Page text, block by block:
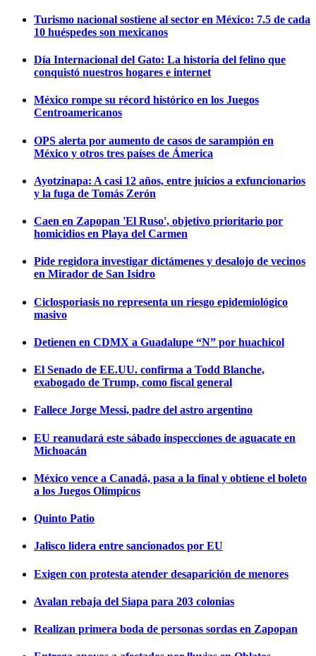
Turismo nacional sostiene al sector en México: 7.5 de cada
10 huéspedes son mexicanos
Día Internacional del Gato: La historia del felino que
conquistó nuestros hogares e internet
México rompe su récord histórico en los Juegos
Centroamericanos
OPS alerta por aumento de casos de sarampión en
México y otros tres países de Ámerica
Ayotzinapa: A casi 12 años, entre juicios a exfuncionarios
y la fuga de Tomás Zerón
Caen en Zapopan 'El Ruso', objetivo prioritario por
homicidios en Playa del Carmen
Pide regidora investigar dictámenes y desalojo de vecinos
en Mirador de San Isidro
Ciclosporiasis no representa un riesgo epidemiológico
masivo
Detienen en CDMX a Guadalupe “N” por huachicol
El Senado de EE.UU. confirma a Todd Blanche,
exabogado de Trump, como fiscal general
Fallece Jorge Messi, padre del astro argentino
EU reanudará este sábado inspecciones de aguacate en
Michoacán
México vence a Canadá, pasa a la final y obtiene el boleto
a los Juegos Olímpicos
Quinto Patio
Jalisco lidera entre sancionados por EU
Exigen con protesta atender desaparición de menores
Avalan rebaja del Siapa para 203 colonias
Realizan primera boda de personas sordas en Zapopan